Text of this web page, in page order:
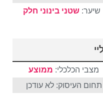
שיער:שטני בינוני חלק
מצבי הכלכלי: ממוצע
תחום העיסוק: לא עודכן